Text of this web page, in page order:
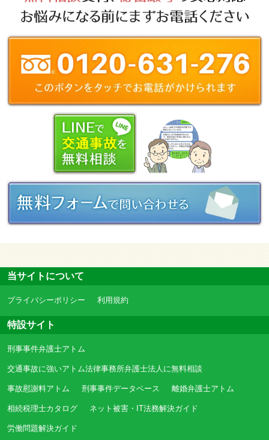
当サイトについて
プライバシーポリシー 利用規約
特設サイト
刑事事件弁護士アトム
交通事故に強いアトム法律事務所弁護士法人に無料相談
事故慰謝料アトム 刑事事件データベース 離婚弁護士アトム
相続税理士カタログ ネット被害・IT法務解決ガイド
労働問題解決ガイド